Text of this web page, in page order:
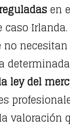
en
caso
ley del
valoración